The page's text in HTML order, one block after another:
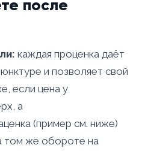
после
каждая проценка даёт
и позволяет свой
если цена у
а
(пример см. ниже)
том же обороте на